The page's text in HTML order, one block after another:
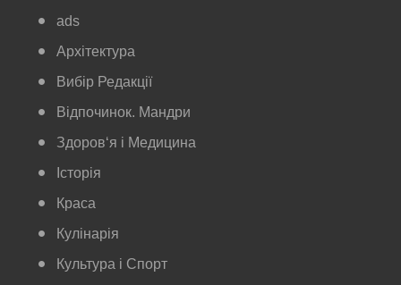
ads
Архітектура
Вибір Редакції
Відпочинок. Мандри
Здоров‘я і Медицина
Історія
Краса
Кулінарія
Культура і Спорт